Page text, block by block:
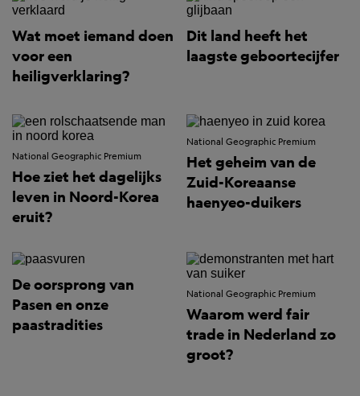
Wat moet iemand doen
voor een
heiligverklaring?
Dit land heeft het
laagste geboortecijfer
National Geographic Premium
Hoe ziet het dagelijks
leven in Noord-Korea
eruit?
National Geographic Premium
Het geheim van de
Zuid-Koreaanse
haenyeo-duikers
De oorsprong van
Pasen en onze
paastradities
National Geographic Premium
Waarom werd fair
trade in Nederland zo
groot?